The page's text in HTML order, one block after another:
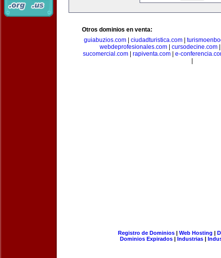
Otros dominios en venta:
guiabuzios.com| ciudadturistica.com|
webdeprofesionales.com| cursodecine.com
sucomercial.com
rapiventa.com
e-
Registro de Dominios| Web Hosting |
Dominios Expirados | Industrias |